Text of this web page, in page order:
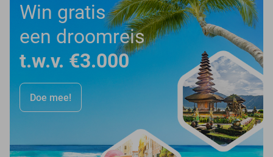
Win gratis
een droomreis
t.w.v. €3.000
Doe mee!